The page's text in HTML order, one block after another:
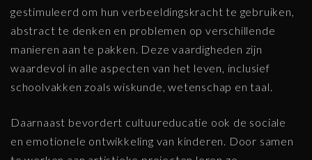
gestimuleerd om hun verbeeldingskracht te gebruiken,
abstract te denken en problemen op verschillende
manieren aan te pakken. Deze vaardigheden zijn
waardevol in alle aspecten van het leven, inclusief
schoolvakken zoals wiskunde, wetenschap en taal.
Daarnaast bevordert cultuureducatie ook de sociale
en emotionele ontwikkeling van kinderen. Door samen